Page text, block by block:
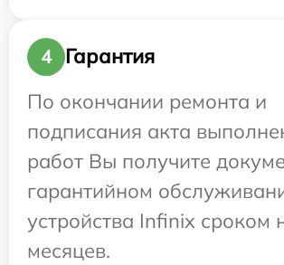
4
Гарантия
По окончании ремонта и
подписания акта
работ Вы получите
гарантийном
устройства Infinix сроком
месяцев.